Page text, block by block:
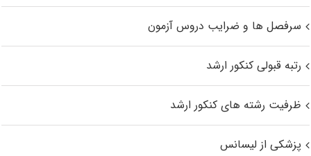
سرفصل ها و ضرایب دروس آزمون
رتبه قبولی کنکور ارشد
ظرفیت رشته های کنکور ارشد
پزشکی از لیسانس